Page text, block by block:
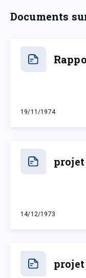
Documents
19/11/1974
mardi 19
14/12/1973
vendredi 14